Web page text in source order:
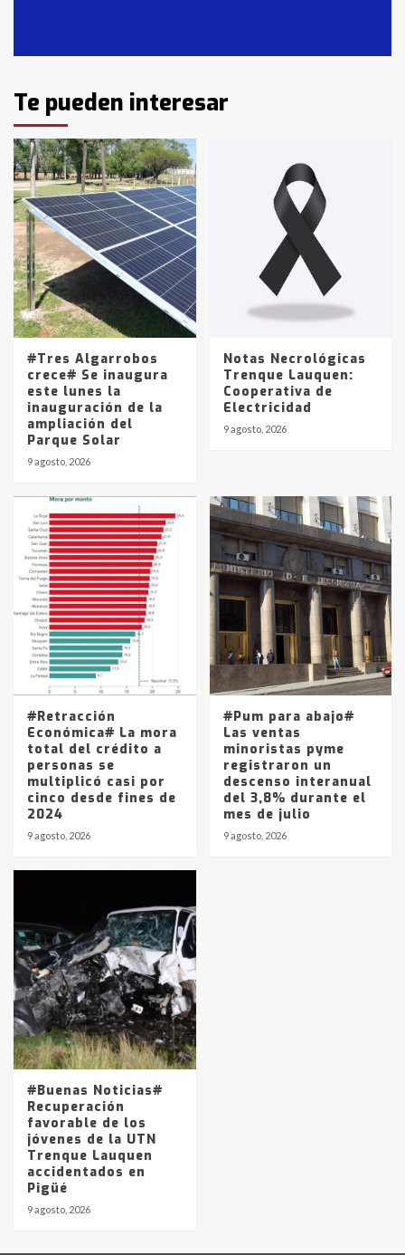
3
Identidad de los adolescentes
pampeanos que fueron
en la mañana del lunes
4
Accidente en Ruta 5: falleció un
joven de Trenque Lauquen
Los precios de los combustibles en
La Pampa, desde YPF hasta Axion
entre 857 a 1338 pesos
Te pueden interesar
#Tres Algarrobos
crece# Se inaugura
este lunes la
inauguración de la
ampliación del
Parque Solar
9 agosto, 2026
Notas Necrológicas
Trenque Lauquen:
Cooperativa de
Electricidad
9 agosto, 2026
#Retracción
Económica# La mora
total del crédito a
personas se
multiplicó casi por
cinco desde fines de
2024
9 agosto, 2026
#Pum para abajo#
Las ventas
minoristas pyme
registraron un
descenso interanual
del 3,8% durante el
mes de julio
9 agosto, 2026
#Buenas Noticias#
Recuperación
favorable de los
jóvenes de la UTN
Trenque Lauquen
accidentados en
Pigüé
9 agosto, 2026